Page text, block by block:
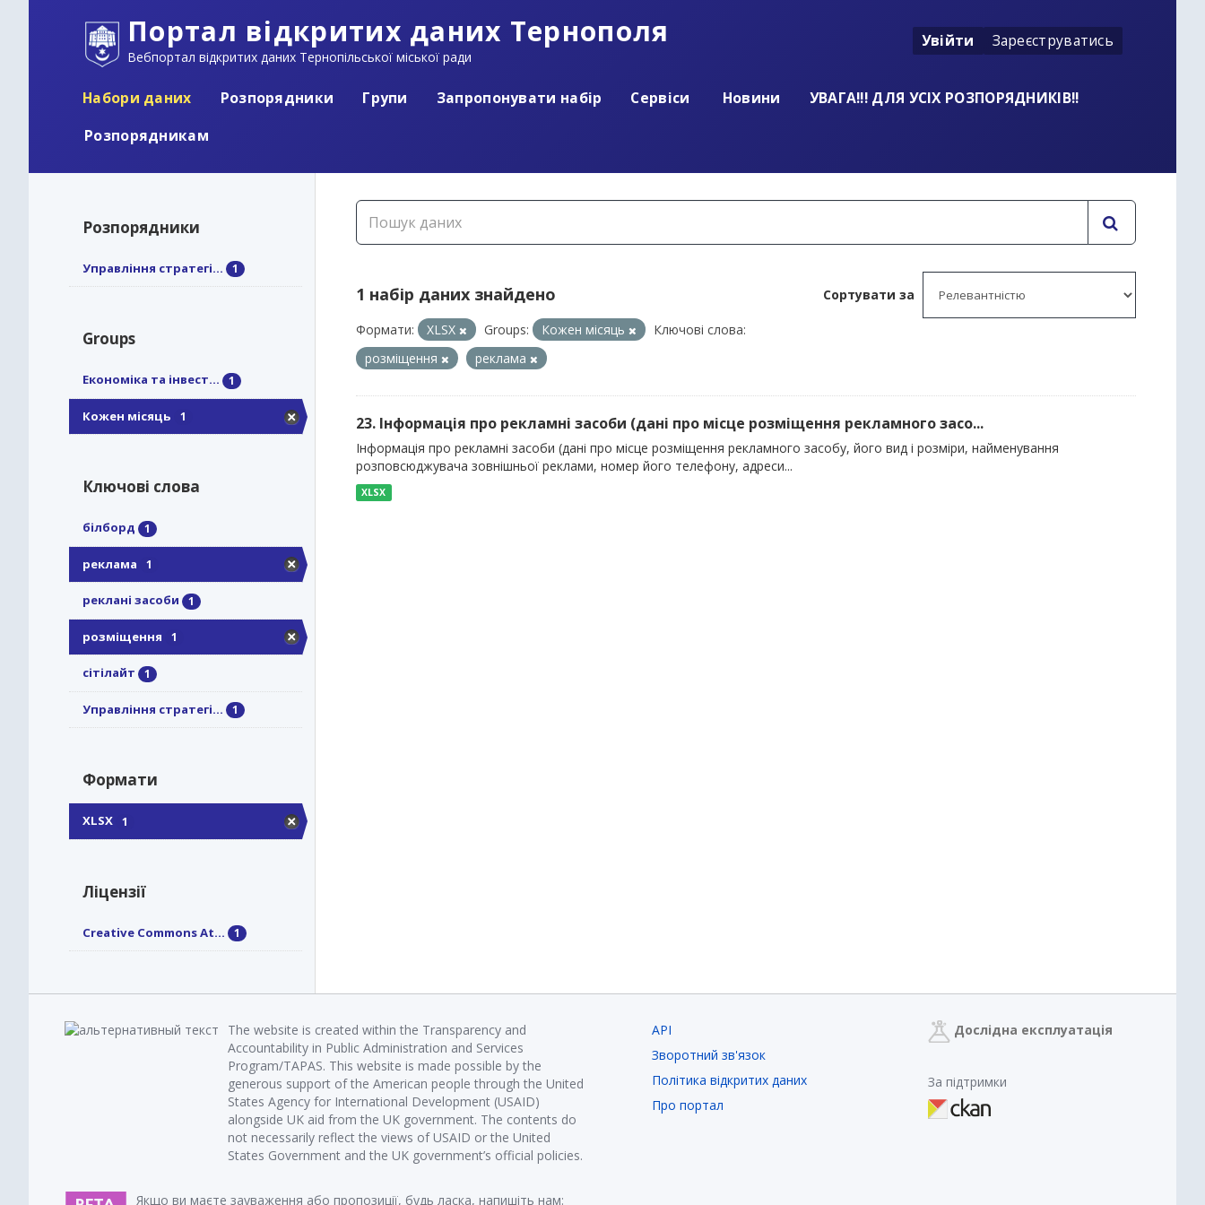
Портал відкритих даних Тернополя
Вебпортал відкритих даних Тернопільської міської ради
Увійти Зареєструватись
Набори даних Розпорядники Групи Запропонувати набір Сервіси Новини
УВАГА!!! ДЛЯ УСІХ РОЗПОРЯДНИКІВ!!
Розпорядникам
Розпорядники
Управління стратегі... 1
Groups
Економіка та інвест... 1
Кожен місяць 1
Ключові слова
білборд 1
реклама 1
реклані засоби 1
розміщення 1
сітілайт 1
Управління стратегі... 1
Формати
XLSX 1
Ліцензії
Creative Commons At... 1
Сортувати за
1 набір даних знайдено
Формати: XLSX Groups: Кожен місяць
Ключові слова:
розміщення
реклама
23. Інформація про рекламні засоби (дані про місце розміщення рекламного засо...
Інформація про рекламні засоби (дані про місце розміщення рекламного засобу, його вид і розміри, найменування
розповсюджувача зовнішньої реклами, номер його телефону, адреси...
XLSX
The website is created within the Transparency and
Accountability in Public Administration and Services
Program/TAPAS. This website is made possible by the
generous support of the American people through the United
States Agency for International Development (USAID)
alongside UK aid from the UK government. The contents do
not necessarily reflect the views of USAID or the United
States Government and the UK government’s official policies.
Якщо ви маєте зауваження або пропозиції, будь ласка, напишіть нам:
API
Зворотний зв'язок
Політика відкритих даних
Про портал
Дослідна експлуатація
За підтримки